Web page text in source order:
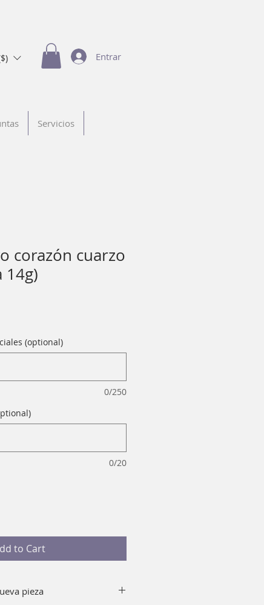
Entrar
Servicios
corazón cuarzo
14g)
(optional)
0/250
0/20
to Cart
pieza